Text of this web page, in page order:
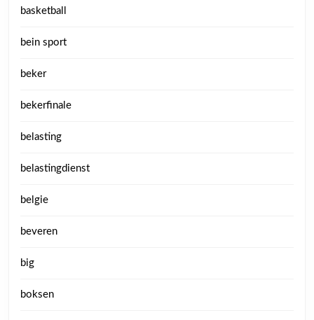
basketball
bein sport
beker
bekerfinale
belasting
belastingdienst
belgie
beveren
big
boksen